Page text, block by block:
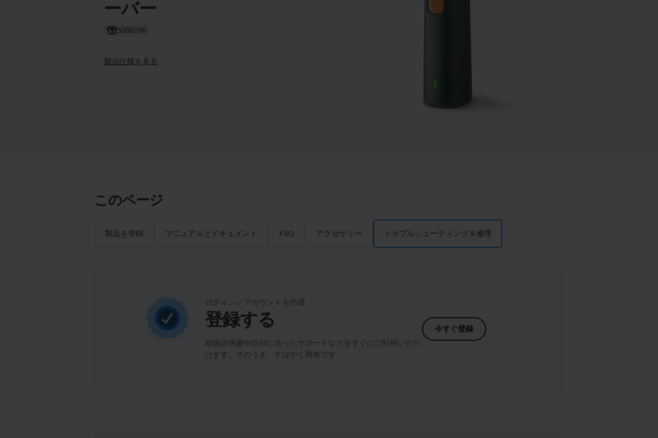
ーバー
S1882/00
製品仕様を見る
このページ
製品を登録 マニュアルとドキュメント FAQ アクセサリー トラブルシューティング＆修理
ログイン／アカウントを作成
登録する
取扱説明書や自分に合ったサポートなどをすぐにご利用いただ
けます。そのうえ、すばやく簡単です。
今すぐ登録